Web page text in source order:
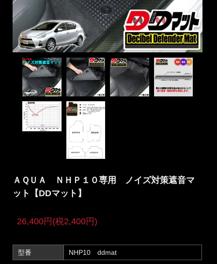
ＡＱＵＡ ＮＨＰ１０専用 ノイズ対策遮音マ
ット【DDマット】
26,400円(税2,400円)
型番 NHP10 ddmat